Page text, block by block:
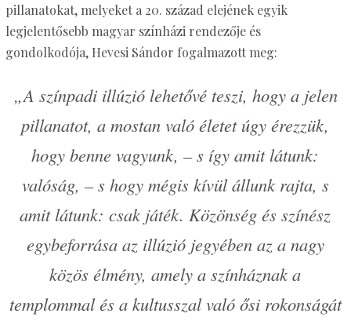
pillanatokat, melyeket a 20. század elejének egyik
legjelentősebb magyar színházi rendezője és
gondolkodója, Hevesi Sándor fogalmazott meg:
„A színpadi illúzió lehetővé teszi, hogy a jelen
pillanatot, a mostan való életet úgy érezzük,
hogy benne vagyunk, – s így amit látunk:
valóság, – s hogy mégis kívül állunk rajta, s
amit látunk: csak játék. Közönség és színész
egybeforrása az illúzió jegyében az a nagy
közös élmény, amely a színháznak a
templommal és a kultusszal való ősi rokonságát